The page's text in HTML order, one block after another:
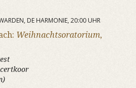
DE HARMONIE, 20:00 UHR
Weihnachtsoratorium,